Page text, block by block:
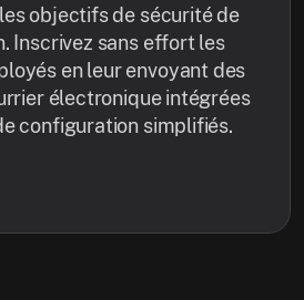
objectifs de sécurité de
Inscrivez sans effort les
en leur envoyant des
électronique intégrées
configuration simplifiés.